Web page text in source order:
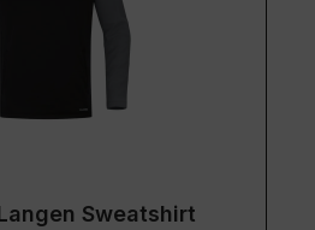
Sweatshirt